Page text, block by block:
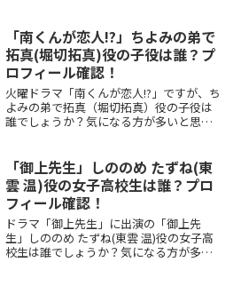
出演者(キャスト)についても調べました。
「南くんが恋人!?」ちよみの弟で
拓真(堀切拓真)役の子役は誰？プ
ロフィール確認！
火曜ドラマ「南くんが恋人!?」ですが、ち
よみの弟で拓真（堀切拓真）役の子役は
誰でしょうか？気になる方が多いと思い
「御上先生」しののめ たずね(東
雲 温)役の女子高校生は誰？プロ
フィール確認！
ドラマ「御上先生」に出演の「御上先
生」しののめ たずね(東雲 温)役の女子高
校生は誰でしょうか？気になる方が多い